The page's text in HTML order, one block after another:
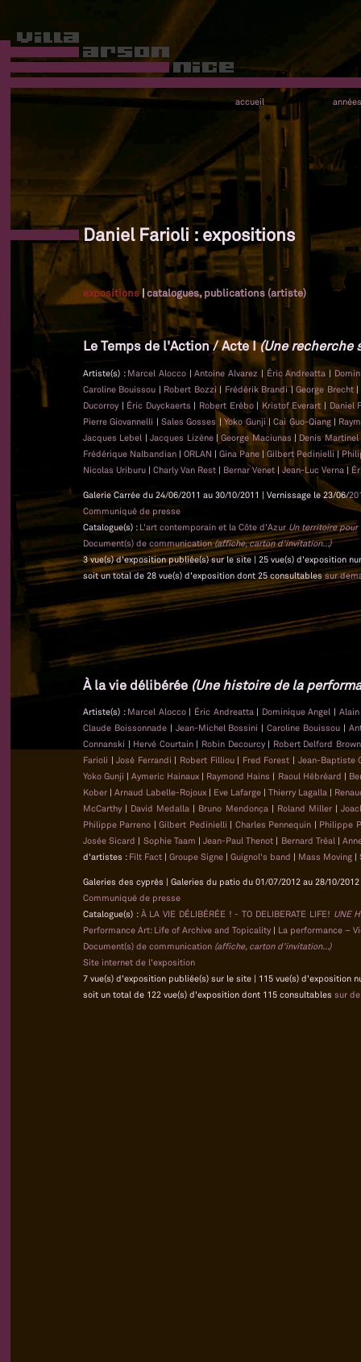
accueil années
Daniel Farioli : expositions
expositions|catalogues, publications (artiste)
Le Temps de l'Action / Acte I(Une recherche
Artiste(s) : Marcel Alocco |Antoine Alvarez | Éric Andreatta |
Caroline Bouissou | Robert Bozzi | Frédérik Brandi|George Brecht |
Ducorroy | Éric Duyckaerts | Robert Erébo | Kristof Everart | Daniel
Pierre Giovannelli |Sales Gosses |Yoko Gunji |Cai Guo-Qiang |
Jacques Lebel |Jacques Lizène |George Maciunas | Denis Martinel
Frédérique Nalbandian | ORLAN | Gina Pane | Gilbert Pedinielli|
Nicolas Uriburu | Charly Van Rest | Bernar Venet|Jean-Luc Verna |
Galerie Carrée du 24/06/2011 au 30/10/2011 | Vernissage le 23/06/
Communiqué de presse
Catalogue(s) : L'art contemporain et la Côte d'AzurUn territoire pour
Document(s) de communication(affiche, carton d'invitation...)
3 vue(s) d'exposition publiée(s) sur le site | 25 vue(s) d'exposition
soit un total de 28 vue(s) d'exposition dont 25 consultablessur
À la vie délibérée (Une histoire de la
Artiste(s) : Marcel Alocco | Éric Andreatta | Dominique Angel |
Claude Boissonnade | Jean-Michel Bossini |Caroline Bouissou |
Connanski | Hervé Courtain | Robin Decourcy | Robert Delford
Farioli |José Ferrandi | Robert Filliou | Fred Forest | Jean-Baptiste
Yoko Gunji |Aymeric Hainaux | Raymond Hains | Raoul Hébréard |
Kober |Arnaud Labelle-Rojoux | Eve Lafarge |Thierry Lagalla |
McCarthy | David Medalla | Bruno Mendonça | Roland Miller |
Philippe Parreno |Gilbert Pedinielli | Charles Pennequin | Philippe
Josée Sicard | Sophie Taam | Jean-Paul Thenot | Bernard Tréal |
d'artistes : Filt Fact | Groupe Signe | Guignol's band | Mass Moving |
Galeries des cyprès | Galeries du patio du 01/07/2012 au 28/10/
Communiqué de presse
Catalogue(s) : À LA VIE DÉLIBÉRÉE ! - TO DELIBERATE LIFE! UNE
Performance Art: Life of Archive and Topicality | La performance –
Document(s) de communication (affiche, carton d'invitation...)
Site internet de l'exposition
7 vue(s) d'exposition publiée(s) sur le site | 115 vue(s) d'exposition
soit un total de 122 vue(s) d'exposition dont 115 consultables sur